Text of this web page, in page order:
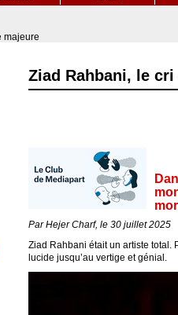
majeure
Ziad Rahbani, le
Par Hejer Charf, le 30 juillet 2025
Ziad Rahbani était un artiste total.
lucide jusqu’au vertige et génial.